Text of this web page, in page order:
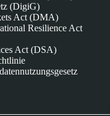
(DigiG)
Act (DMA)
Resilience Act
Act (DSA)